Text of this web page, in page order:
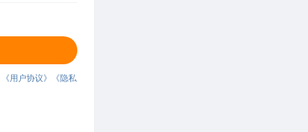
《用户协议》
《隐私